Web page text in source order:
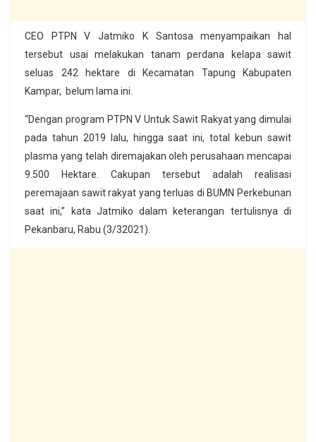
CEO PTPN V Jatmiko K Santosa menyampaikan hal
tersebut usai melakukan tanam perdana kelapa sawit
seluas 242 hektare di Kecamatan Tapung Kabupaten
Kampar, belum lama ini.
“Dengan program PTPN V Untuk Sawit Rakyat yang dimulai
pada tahun 2019 lalu, hingga saat ini, total kebun sawit
plasma yang telah diremajakan oleh perusahaan mencapai
9.500 Hektare. Cakupan tersebut adalah realisasi
peremajaan sawit rakyat yang terluas di BUMN Perkebunan
saat ini,” kata Jatmiko dalam keterangan tertulisnya di
Pekanbaru, Rabu (3/32021).